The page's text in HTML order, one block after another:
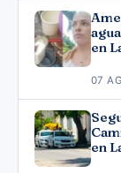
en
07
en